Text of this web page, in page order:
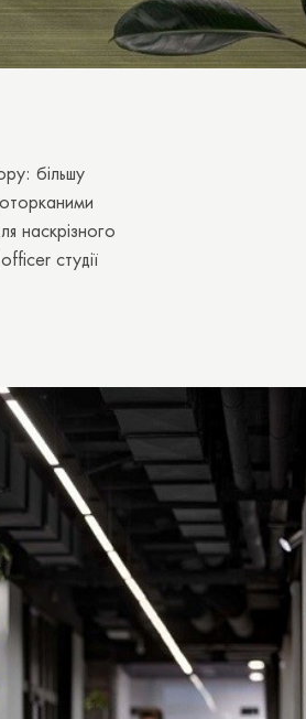
більшу
наскрізного
студії